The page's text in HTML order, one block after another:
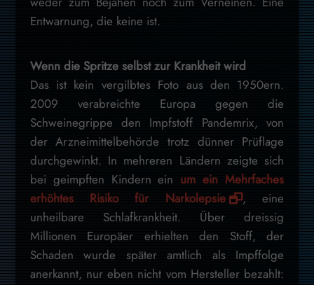
Entwarnung, die keine ist.
Wenn die Spritze selbst zur Krankheit wird
Das ist kein vergilbtes Foto aus den 1950ern.
2009 verabreichte Europa gegen die
Schweinegrippe den Impfstoff Pandemrix, von
der Arzneimittelbehörde trotz dünner Prüflage
durchgewinkt. In mehreren Ländern zeigte sich
bei geimpften Kindern ein um ein Mehrfaches
erhöhtes Risiko für Narkolepsie
, eine
unheilbare Schlafkrankheit. Über dreissig
Millionen Europäer erhielten den Stoff, der
Schaden wurde später amtlich als Impffolge
anerkannt, nur eben nicht vom Hersteller bezahlt: